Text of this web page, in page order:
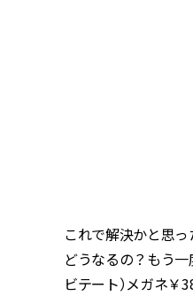
これで解決かと思
どうなるの？もう
ビテート）メガネ￥